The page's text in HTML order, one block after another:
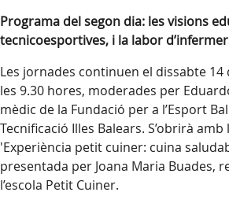
Programa del segon dia: les visions
tecnicoesportives, i la labor
Les jornades continuen el dissabte
les 9.30 hores, moderades per
mèdic de la Fundació per a l’Esport
Tecnificació Illes Balears. S’obrirà
'Experiència petit cuiner: cuina
presentada per Joana Maria Buades,
l’escola Petit Cuiner.